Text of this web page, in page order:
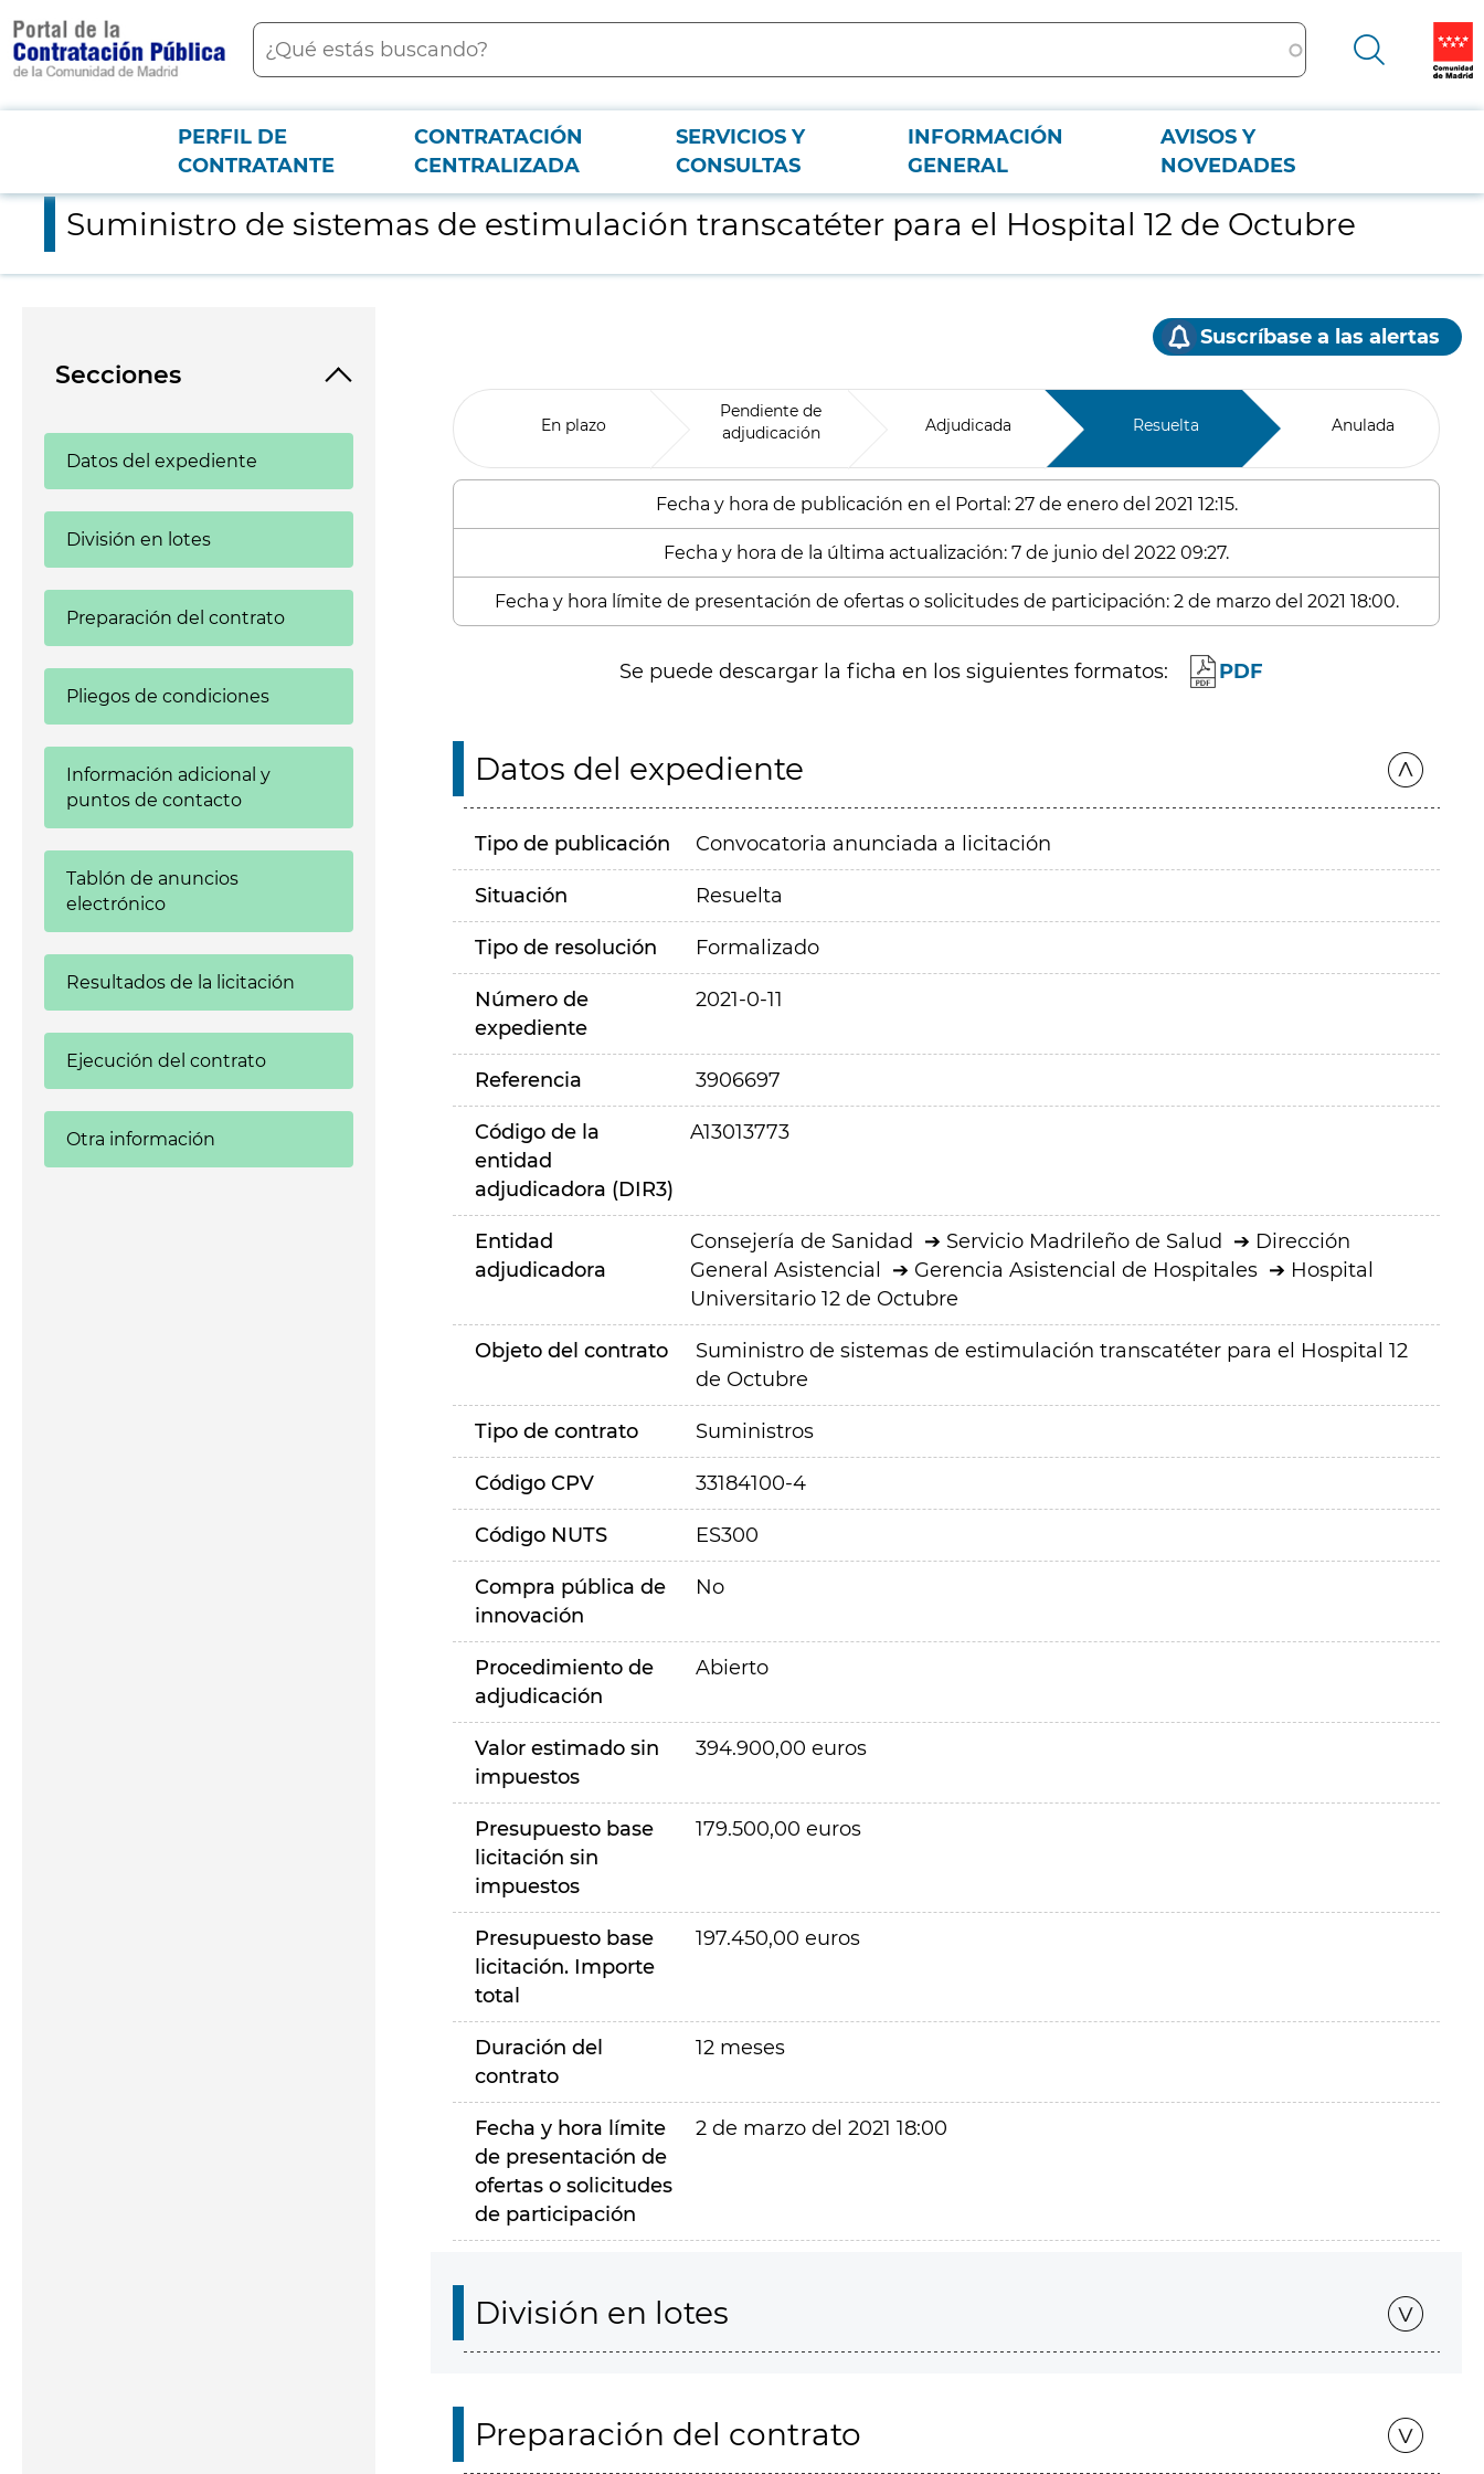
contenido
principal
Buscar
Menú PCON
PERFIL DE
CONTRATANTE
CONTRATACIÓN
CENTRALIZADA
SERVICIOS Y
CONSULTAS
INFORMACIÓN
GENERAL
AVISOS Y
NOVEDADES
Suministro de sistemas de estimulación transcatéter para el Hospital 12 de Octubre
Suministro de sistemas de estimulación transcatéter para el Hospital 12 de Octubre
Secciones
Datos del expediente
División en lotes
Preparación del contrato
Pliegos de condiciones
Información adicional y
puntos de contacto
Tablón de anuncios
electrónico
Resultados de la licitación
Ejecución del contrato
Otra información
Suscríbase a las alertas
En plazo
Pendiente de
adjudicación
Adjudicada Resuelta Anulada
Fecha y hora de publicación en el Portal: 27 de enero del 2021 12:15.
Fecha y hora de la última actualización: 7 de junio del 2022 09:27.
Fecha y hora límite de presentación de ofertas o solicitudes de participación: 2 de marzo del 2021 18:00.
Se puede descargar la ficha en los siguientes formatos: PDF
Datos del expediente
Tipo de publicación Convocatoria anunciada a licitación
Situación Resuelta
Tipo de resolución Formalizado
Número de
expediente
2021-0-11
Referencia 3906697
Código de la
entidad
adjudicadora (DIR3)
A13013773
Entidad
adjudicadora
Consejería de Sanidad Servicio Madrileño de Salud
Dirección
General Asistencial
Gerencia Asistencial de Hospitales
Hospital
Universitario 12 de Octubre
Objeto del contrato
Suministro de sistemas de estimulación transcatéter para el Hospital 12
de Octubre
Tipo de contrato Suministros
Código CPV 33184100-4
Código NUTS ES300
Compra pública de
innovación
No
Procedimiento de
adjudicación
Abierto
Valor estimado sin
impuestos
394.900,00 euros
Presupuesto base
licitación sin
impuestos
179.500,00 euros
Presupuesto base
licitación. Importe
total
197.450,00 euros
Duración del
contrato
12 meses
Fecha y hora límite
de presentación de
ofertas o solicitudes
de participación
2 de marzo del 2021 18:00
División en lotes
Preparación del contrato